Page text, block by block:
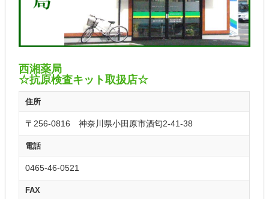
西湘薬局
☆抗原検査キット取扱店☆
住所
〒256-0816 神奈川県小田原市酒匂2-41-38
電話
0465-46-0521
FAX